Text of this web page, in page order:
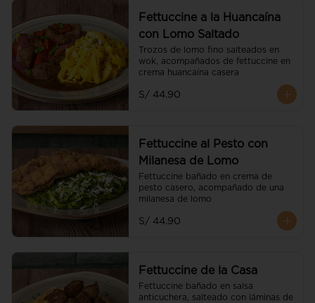
Fettuccine a la Huancaína
con Lomo Saltado
Trozos de lomo fino salteados en
wok, acompañados de fettuccine en
crema huancaína casera
S/ 44.90
Fettuccine al Pesto con
Milanesa de Lomo
Fettuccine bañado en crema de
pesto casero, acompañado de una
milanesa de lomo
S/ 44.90
Fettuccine de la Casa
Fettuccine bañado en salsa
anticuchera, salteado con láminas de